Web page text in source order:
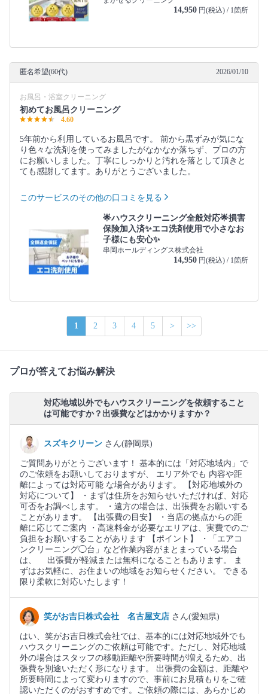
14,950 円(税込) / 1箇所
匿名希望(60代) 2026/01/10
お風呂・浴室クリーニング
初めてお風呂クリーニング
4.60
5年前から利用しているお風呂です。 前から黒ずみが気にな
り色々な洗剤を使ってみましたがなかなか落ちず、プロの方
にお願いしました。丁寧にしっかりと汚れを落として頂きと
ても感謝してます。ありがとうございました。
このサービスのその他の口コミを見る
🌟ハウスクリーニング全般対応🌟損害
保険加入済✨エコ洗剤使用で小さなお
子様にも安心✨
串岡ホールディングス株式会社
14,950 円(税込) / 1箇所
1 2 3 4 5 > >>
プロが答えてお悩み解決
対応地域以外でもハウスクリーニングを依頼すること
は可能ですか？出張費などはかかりますか？
スズキクリーン さん(静岡県)
ご質問ありがとうございます！ 基本的には「対応地域内」で
のご依頼をお願いしておりますが、 エリア外でも 内容や距
離によっては対応可能 な場合があります。 【対応地域外の
対応について】 ・まずは住所をお知らせいただければ、対応
可否をお調べします。 ・遠方の場合は、出張費をお願いする
ことがあります。 【出張費の目安】 ・当店の拠点からの距
離に応じてご案内 ・高速料金が必要なエリアは、実費でのご
負担をお願いすることがあります 【ポイント】 ・「エアコ
ンクリーニング◯台」など作業内容がまとまっている場合
は、 出張費が軽減または無料になることもあります。 ま
ずはお気軽に、お住まいの地域をお知らせください。 できる
限り柔軟に対応いたします！
笑がお吉日株式会社 名古屋支店 さん(愛知県)
はい、笑がお吉日株式会社では、基本的には対応地域外でも
ハウスクリーニングのご依頼は可能です。ただし、対応地域
外の場合はスタッフの移動距離や所要時間が増えるため、出
張費を別途いただく形になります。 出張費の金額は、距離や
所要時間によって変わりますので、事前にお見積もりをご確
認いただくのがおすすめです。ご依頼の際には、あらかじめ